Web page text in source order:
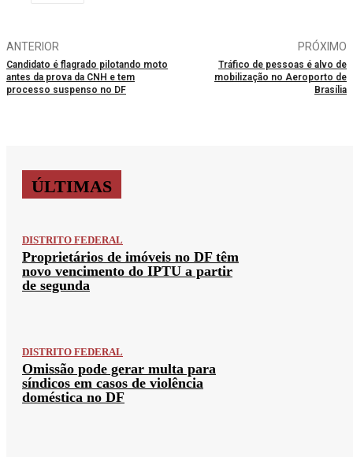
ANTERIOR
Candidato é flagrado pilotando moto
antes da prova da CNH e tem
processo suspenso no DF
PRÓXIMO
Tráfico de pessoas é alvo de
mobilização no Aeroporto de
Brasília
ÚLTIMAS
DISTRITO FEDERAL
Proprietários de imóveis no DF têm
novo vencimento do IPTU a partir
de segunda
DISTRITO FEDERAL
Omissão pode gerar multa para
síndicos em casos de violência
doméstica no DF